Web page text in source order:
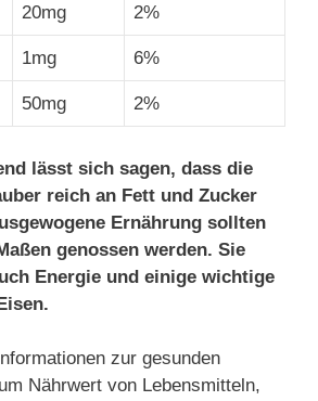
20mg 2%
1mg 6%
50mg 2%
lässt sich sagen, dass die
reich an Fett und Zucker
Ernährung sollten
genossen werden. Sie
Energie und einige wichtige
zur gesunden
Nährwert von Lebensmitteln,